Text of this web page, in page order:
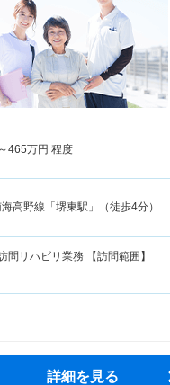
465万円 程度
高野線「堺東駅」（徒歩4分）
問リハビリ業務 【訪問範囲】
詳細を見る